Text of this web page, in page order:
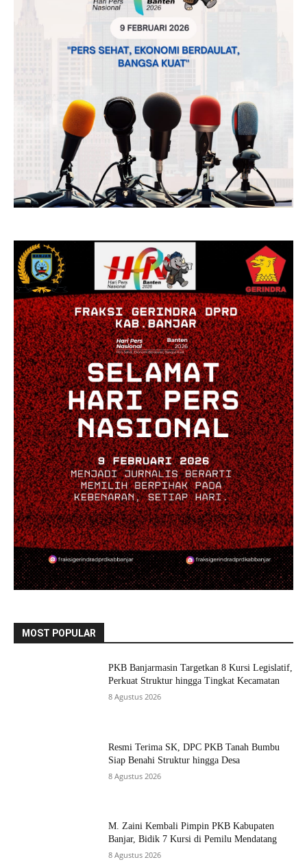
MOST POPULAR
PKB Banjarmasin Targetkan 8 Kursi Legislatif,
Perkuat Struktur hingga Tingkat Kecamatan
8 Agustus 2026
Resmi Terima SK, DPC PKB Tanah Bumbu
Siap Benahi Struktur hingga Desa
8 Agustus 2026
M. Zaini Kembali Pimpin PKB Kabupaten
Banjar, Bidik 7 Kursi di Pemilu Mendatang
8 Agustus 2026